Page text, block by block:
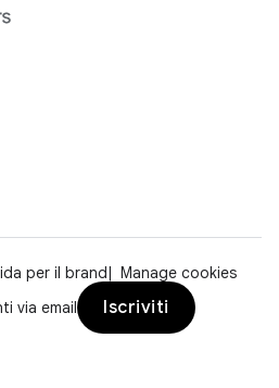
per il brand
Manage cookies
via email
Iscriviti